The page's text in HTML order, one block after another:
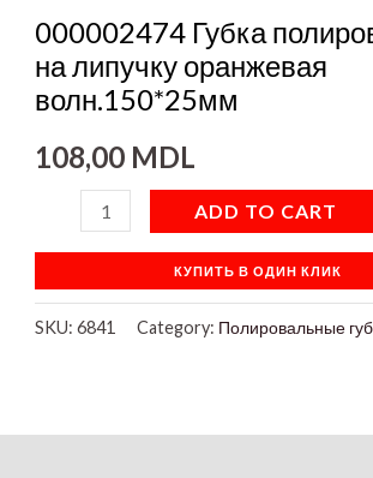
000002474 Губка
на липучку оранжевая
волн.150*25мм
108,00 MDL
волн.150*25мм
quantity
ADD TO CART
КУПИТЬ В ОДИН КЛИК
SKU:6841 Category: Полировальные